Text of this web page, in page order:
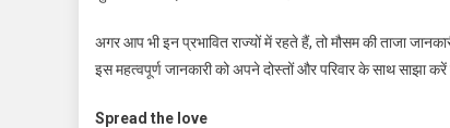
अगर आप भी इन प्रभावित राज्यों में रहते हैं, तो मौसम की ताजा
इस महत्वपूर्ण जानकारी को अपने दोस्तों और परिवार के साथ साझा
Spread the love